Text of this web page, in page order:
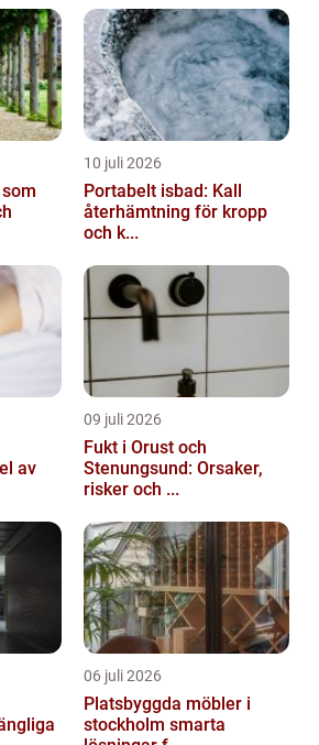
var län...
10 juli 2026
Portabelt isbad: Kall
återhämtning för kropp
och k...
av
09 juli 2026
Fukt i Orust och
Stenungsund: Orsaker,
risker och ...
06 juli 2026
Platsbyggda möbler i
stockholm smarta